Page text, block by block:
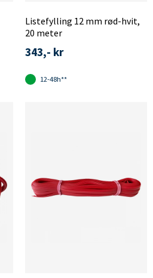
Listefylling 12 mm rød-hvit,
20 meter
343,- kr
12-48h**